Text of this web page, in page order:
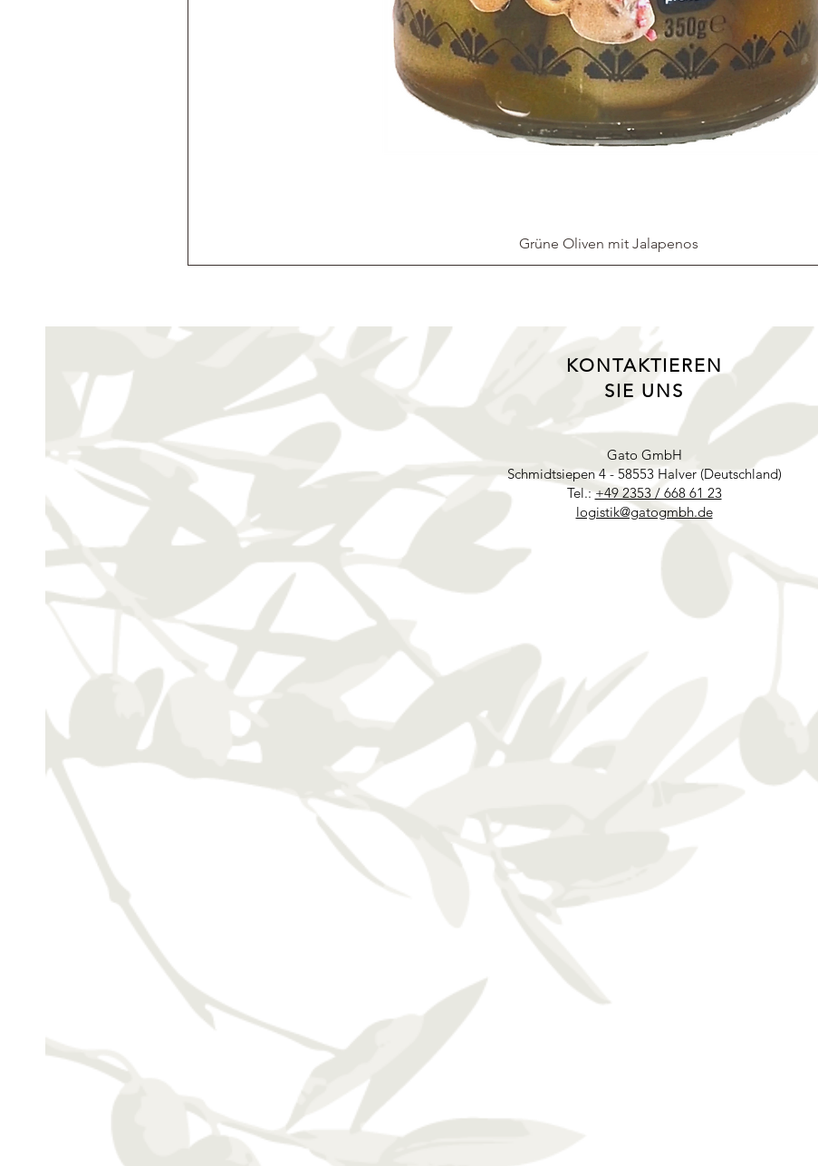
Grüne Oliven mit Jalapenos
KONTAKTIEREN
SIE UNS
Gato GmbH
Schmidtsiepen 4 - 58553 Halver (Deutschland)
Tel.:+49 2353 / 668 61 23
logistik@gatogmbh.de